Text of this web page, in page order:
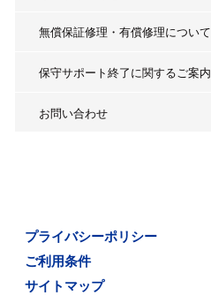
無償保証修理・有償修理について
保守サポート終了に関するご案内
お問い合わせ
プライバシーポリシー
ご利用条件
サイトマップ